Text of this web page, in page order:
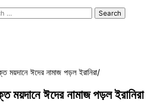
ময়দানে ঈদের নামাজ পড়ল ইরানিরা
ময়দানে ঈদের নামাজ পড়ল ইরানিরা